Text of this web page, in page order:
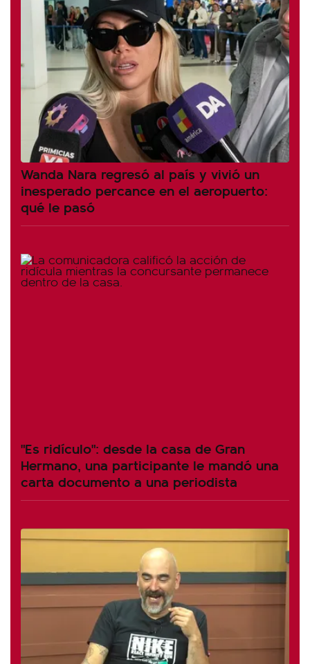
Wanda Nara regresó al país y vivió un
inesperado percance en el aeropuerto:
qué le pasó
"Es ridículo": desde la casa de Gran
Hermano, una participante le mandó una
carta documento a una periodista